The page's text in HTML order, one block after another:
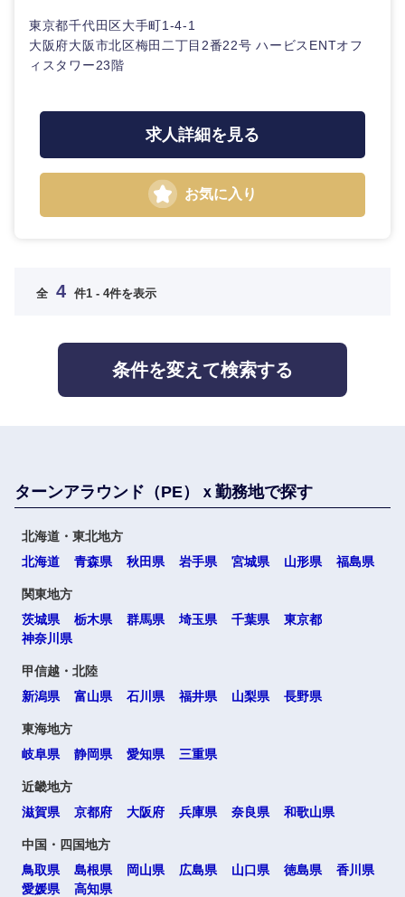
東京都千代田区大手町1-4-1
大阪府大阪市北区梅田二丁目2番22号 ハービスENTオフ
ィスタワー23階
求人詳細を見る
お気に入り
全 4 件1 - 4件を表示
条件を変えて検索する
ターンアラウンド（PE）ｘ勤務地で探す
北海道・東北地方
北海道
青森県 秋田県 岩手県 宮城県 山形県 福島県
関東地方
茨城県
栃木県 群馬県 埼玉県 千葉県
東京都
神奈川県
甲信越・北陸
新潟県
富山県 石川県 福井県 山梨県 長野県
東海地方
岐阜県
静岡県 愛知県 三重県
近畿地方
滋賀県
京都府 大阪府 兵庫県 奈良県 和歌山県
中国・四国地方
鳥取県
島根県 岡山県 広島県 山口県 徳島県
香川県
愛媛県
高知県